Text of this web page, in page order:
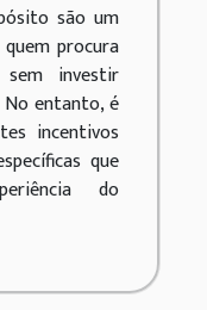
são um
procura
investir
entanto, é
incentivos
que
do